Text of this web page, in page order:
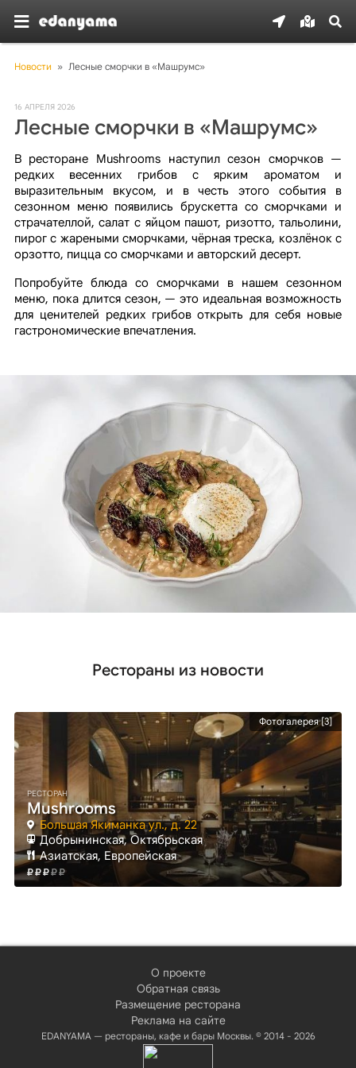
Новости » Лесные сморчки в «Машрумс»
16 АПРЕЛЯ 2026
Лесные сморчки в «Машрумс»
В ресторане Mushrooms наступил сезон сморчков —
редких весенних грибов с ярким ароматом и
выразительным вкусом, и в честь этого события в
сезонном меню появились брускетта со сморчками и
страчателлой, салат с яйцом пашот, ризотто, тальолини,
пирог с жареными сморчками, чёрная треска, козлёнок с
орзотто, пицца со сморчками и авторский десерт.
Попробуйте блюда со сморчками в нашем сезонном
меню, пока длится сезон, — это идеальная возможность
для ценителей редких грибов открыть для себя новые
гастрономические впечатления.
Рестораны из новости
Фотогалерея [3]
РЕСТОРАН
Mushrooms
Большая Якиманка ул., д. 22
Добрынинская, Октябрьская
Азиатская, Европейская
О проекте
Обратная связь
Размещение ресторана
Реклама на сайте
EDANYAMA — рестораны, кафе и бары Москвы. © 2014 - 2026